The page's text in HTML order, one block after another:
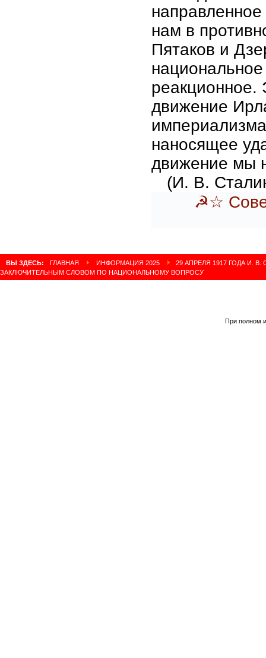
нам в
Пятаков и
реакционное.
движение
наносящее
движение мы
(И. В.
☭☆
ВЫ ЗДЕСЬ: ГЛАВНАЯ ИНФОРМАЦИЯ 2025
29 АПРЕЛЯ 1917 ГОДА И.
ЗАКЛЮЧИТЕЛЬНЫМ СЛОВОМ ПО НАЦИОНАЛЬНОМУ ВОПРОСУ
При полном